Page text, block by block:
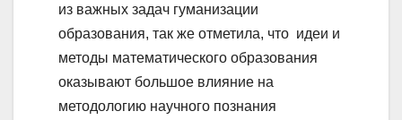
из важных задач гуманизации
образования, так же отметила, что идеи и
методы математического образования
оказывают большое влияние на
методологию научного познания